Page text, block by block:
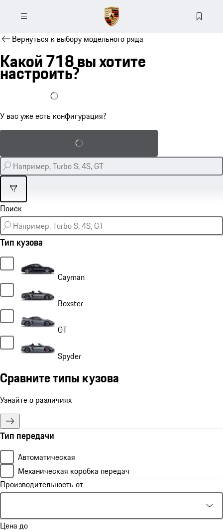
Вернуться к выбору модельного ряда
Какой 718 вы хотите
настроить?
У меня уже есть конфигурация
У вас уже есть конфигурация?
Загрузка сохраненной конфигурации
Фильтр
Тип кузова
Cayman
Boxster
GT
Spyder
Сравните типы кузова
Узнайте о различиях
Тип передачи
Автоматическая
Механическая коробка передач
Производительность от
Цена до